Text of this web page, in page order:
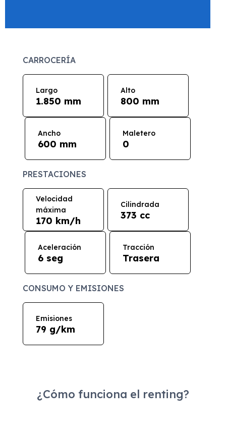
CARROCERÍA
Largo
1.850 mm
Alto
800 mm
Ancho
600 mm
Maletero
0
PRESTACIONES
Velocidad
máxima
170 km/h
Cilindrada
373 cc
Aceleración
6 seg
Tracción
Trasera
CONSUMO Y EMISIONES
Emisiones
79 g/km
¿Cómo funciona el renting?